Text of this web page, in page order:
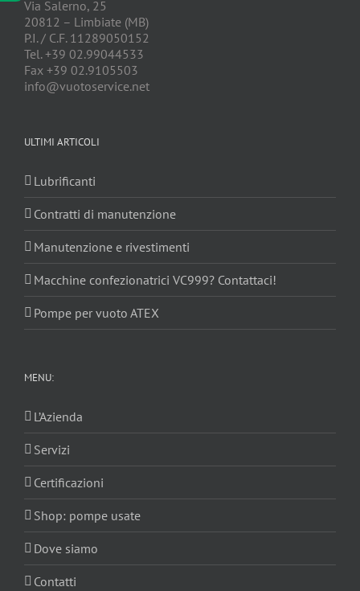
Via Salerno, 25
20812 – Limbiate (MB)
P.I. / C.F. 11289050152
Tel. +39 02.99044533
Fax +39 02.9105503
info@vuotoservice.net
ULTIMI ARTICOLI
Lubrificanti
Contratti di manutenzione
Manutenzione e rivestimenti
Macchine confezionatrici VC999? Contattaci!
Pompe per vuoto ATEX
MENU:
L’Azienda
Servizi
Certificazioni
Shop: pompe usate
Dove siamo
Contatti